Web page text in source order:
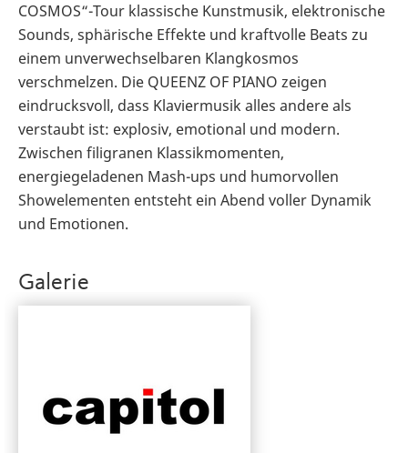
COSMOS“-Tour klassische Kunstmusik, elektronische
Sounds, sphärische Effekte und kraftvolle Beats zu
einem unverwechselbaren Klangkosmos
verschmelzen. Die QUEENZ OF PIANO zeigen
eindrucksvoll, dass Klaviermusik alles andere als
verstaubt ist: explosiv, emotional und modern.
Zwischen filigranen Klassikmomenten,
energiegeladenen Mash-ups und humorvollen
Showelementen entsteht ein Abend voller Dynamik
und Emotionen.
Galerie